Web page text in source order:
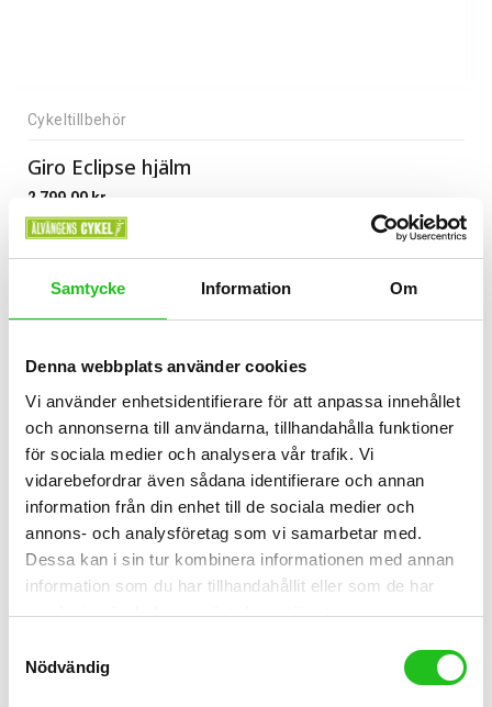
Samtycke Information Om
Denna webbplats använder cookies
Vi använder enhetsidentifierare för att anpassa innehållet
och annonserna till användarna, tillhandahålla funktioner
för sociala medier och analysera vår trafik. Vi
vidarebefordrar även sådana identifierare och annan
information från din enhet till de sociala medier och
annons- och analysföretag som vi samarbetar med.
Dessa kan i sin tur kombinera informationen med annan
information som du har tillhandahållit eller som de har
samlat in när du har använt deras tjänster.
Nödvändig
Cykeltillbehör
Giro Eclipse hjälm
2 799,00 kr